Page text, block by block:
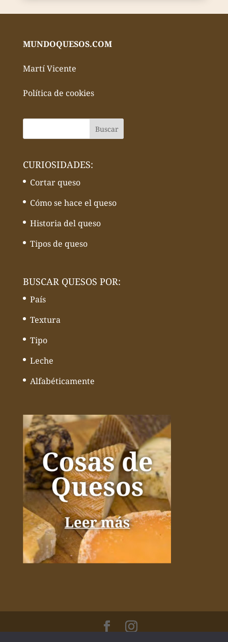
MUNDOQUESOS.COM
Martí Vicente
Política de cookies
CURIOSIDADES:
Cortar queso
Cómo se hace el queso
Historia del queso
Tipos de queso
BUSCAR QUESOS POR:
País
Textura
Tipo
Leche
Alfabéticamente